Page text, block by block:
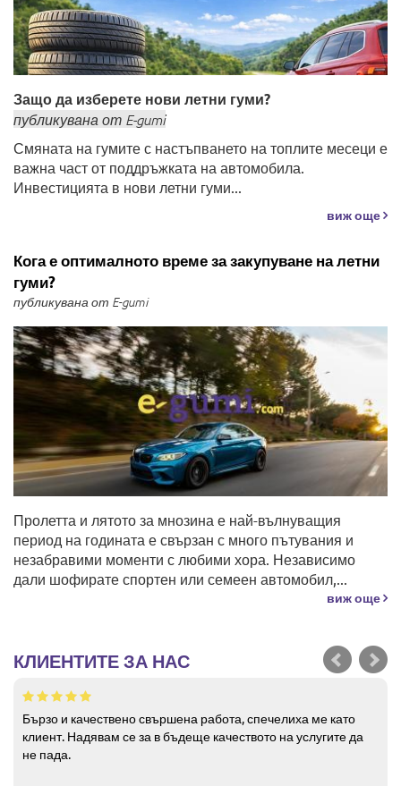
Защо да изберете нови летни гуми?
публикувана от E-gumi
Смяната на гумите с настъпването на топлите месеци е
важна част от поддръжката на автомобила.
Инвестицията в нови летни гуми...
виж още
Кога е оптималното време за закупуване на летни
гуми?
публикувана от E-gumi
Пролетта и лятото за мнозина е най-вълнуващия
период на годината е свързан с много пътувания и
незабравими моменти с любими хора. Независимо
дали шофирате спортен или семеен автомобил,...
виж още
КЛИЕНТИТЕ ЗА НАС
Бързо и качествено свършена работа, спечелиха ме като
клиент. Надявам се за в бъдеще качеството на услугите да
не пада.